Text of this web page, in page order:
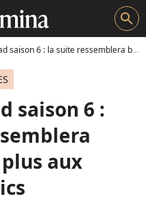
search
6 : la suite ressemblera beaucoup plus aux comics
saison 6 :
aux